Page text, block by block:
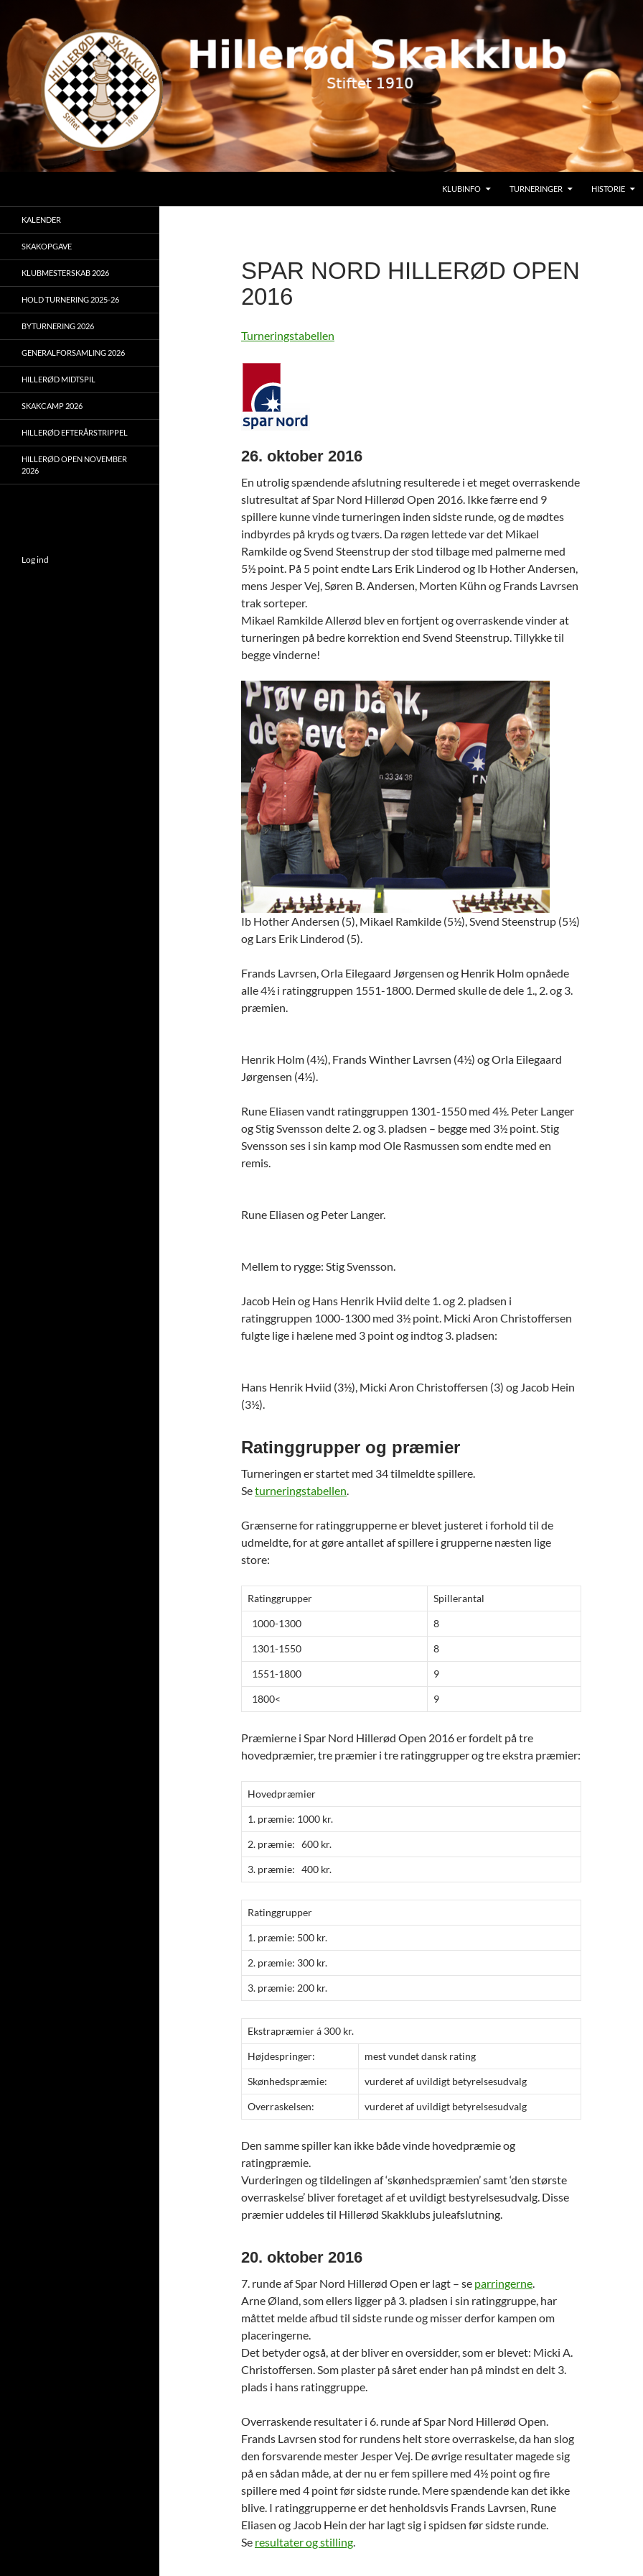
indhold
KLUBINFO TURNERINGER HISTORIE
SPAR NORD HILLERØD OPEN
2016
Turneringstabellen
26. oktober 2016
En utrolig spændende afslutning resulterede i et meget overraskende
slutresultat af Spar Nord Hillerød Open 2016. Ikke færre end 9
spillere kunne vinde turneringen inden sidste runde, og de mødtes
indbyrdes på kryds og tværs. Da røgen lettede var det Mikael
Ramkilde og Svend Steenstrup der stod tilbage med palmerne med
5½ point. På 5 point endte Lars Erik Linderod og Ib Hother Andersen,
mens Jesper Vej, Søren B. Andersen, Morten Kühn og Frands Lavrsen
trak sorteper.
Mikael Ramkilde Allerød blev en fortjent og overraskende vinder at
turneringen på bedre korrektion end Svend Steenstrup. Tillykke til
begge vinderne!
Ib Hother Andersen (5), Mikael Ramkilde (5½), Svend Steenstrup (5½)
og Lars Erik Linderod (5).
Frands Lavrsen, Orla Eilegaard Jørgensen og Henrik Holm opnåede
alle 4½ i ratinggruppen 1551-1800. Dermed skulle de dele 1., 2. og 3.
præmien.
Henrik Holm (4½), Frands Winther Lavrsen (4½) og Orla Eilegaard
Jørgensen (4½).
Rune Eliasen vandt ratinggruppen 1301-1550 med 4½. Peter Langer
og Stig Svensson delte 2. og 3. pladsen – begge med 3½ point. Stig
Svensson ses i sin kamp mod Ole Rasmussen som endte med en
remis.
Rune Eliasen og Peter Langer.
Mellem to rygge: Stig Svensson.
Jacob Hein og Hans Henrik Hviid delte 1. og 2. pladsen i
ratinggruppen 1000-1300 med 3½ point. Micki Aron Christoffersen
fulgte lige i hælene med 3 point og indtog 3. pladsen:
Hans Henrik Hviid (3½), Micki Aron Christoffersen (3) og Jacob Hein
(3½).
Ratinggrupper og præmier
Turneringen er startet med 34 tilmeldte spillere.
Seturneringstabellen.
Grænserne for ratinggrupperne er blevet justeret i forhold til de
udmeldte, for at gøre antallet af spillere i grupperne næsten lige
store:
Ratinggrupper Spillerantal
1000-1300 8
1301-1550 8
1551-1800 9
1800< 9
Præmierne i Spar Nord Hillerød Open 2016 er fordelt på tre
hovedpræmier, tre præmier i tre ratinggrupper og tre ekstra præmier:
Hovedpræmier
1. præmie: 1000 kr.
2. præmie: 600 kr.
3. præmie: 400 kr.
Ratinggrupper
1. præmie: 500 kr.
2. præmie: 300 kr.
3. præmie: 200 kr.
Ekstrapræmier á 300 kr.
Højdespringer: mest vundet dansk rating
Skønhedspræmie: vurderet af uvildigt betyrelsesudvalg
Overraskelsen: vurderet af uvildigt betyrelsesudvalg
Den samme spiller kan ikke både vinde hovedpræmie og
ratingpræmie.
Vurderingen og tildelingen af ‘skønhedspræmien’ samt ‘den største
overraskelse’ bliver foretaget af et uvildigt bestyrelsesudvalg. Disse
præmier uddeles til Hillerød Skakklubs juleafslutning.
20. oktober 2016
7. runde af Spar Nord Hillerød Open er lagt – se parringerne.
Arne Øland, som ellers ligger på 3. pladsen i sin ratinggruppe, har
måttet melde afbud til sidste runde og misser derfor kampen om
placeringerne.
Det betyder også, at der bliver en oversidder, som er blevet: Micki A.
Christoffersen. Som plaster på såret ender han på mindst en delt 3.
plads i hans ratinggruppe.
Overraskende resultater i 6. runde af Spar Nord Hillerød Open.
Frands Lavrsen stod for rundens helt store overraskelse, da han slog
den forsvarende mester Jesper Vej. De øvrige resultater magede sig
på en sådan måde, at der nu er fem spillere med 4½ point og fire
spillere med 4 point før sidste runde. Mere spændende kan det ikke
blive. I ratinggrupperne er det henholdsvis Frands Lavrsen, Rune
Eliasen og Jacob Hein der har lagt sig i spidsen før sidste runde.
Se resultater og stilling.
KALENDER
SKAKOPGAVE
KLUBMESTERSKAB 2026
HOLD TURNERING 2025-26
BYTURNERING 2026
GENERALFORSAMLING 2026
HILLERØD MIDTSPIL
SKAKCAMP 2026
HILLERØD EFTERÅRSTRIPPEL
HILLERØD OPEN NOVEMBER
2026
Log ind